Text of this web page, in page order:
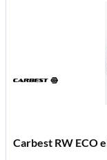
Carbest RW ECO